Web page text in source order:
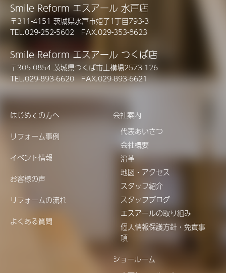
Smile Reform エスアール 水戸店
〒311-4151 茨城県水戸市姫子1丁目793-3
TEL.029-252-5602 FAX.029-353-8623
Smile Reform エスアール つくば店
〒305-0854 茨城県つくば市上横場2573-126
TEL.029-893-6620 FAX.029-893-6621
はじめての方へ
リフォーム事例
イベント情報
お客様の声
リフォームの流れ
よくある質問
会社案内
代表あいさつ
会社概要
沿革
地図・アクセス
スタッフ紹介
スタッフブログ
エスアールの取り組み
個人情報保護方針・免責事
項
ショールーム